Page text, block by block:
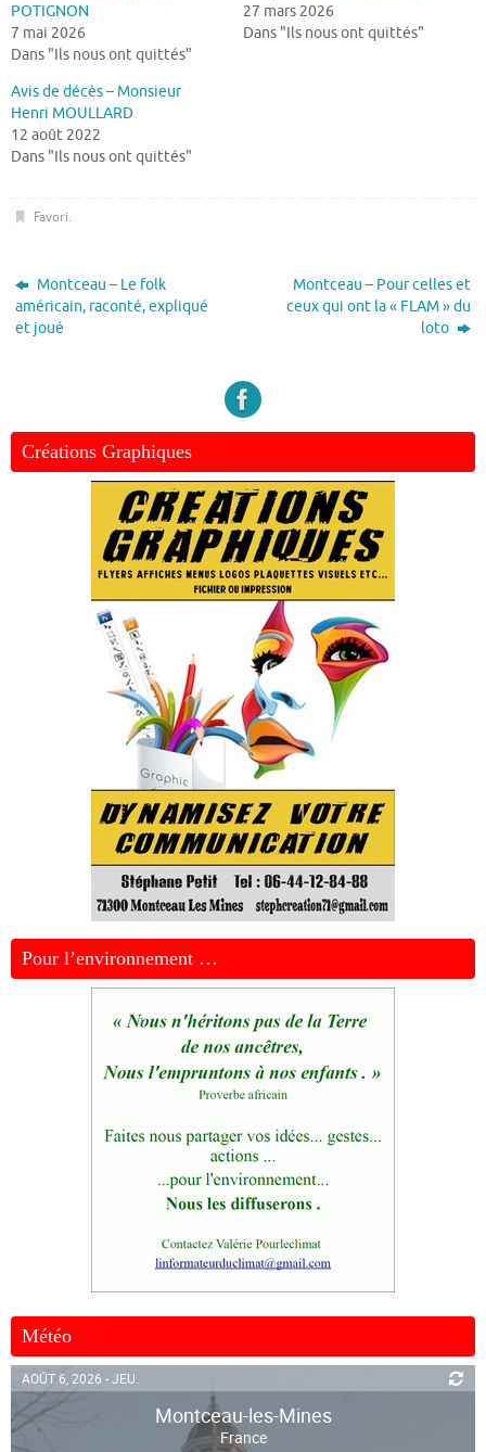
POTIGNON
7 mai 2026
Dans "Ils nous ont quittés"
27 mars 2026
Dans "Ils nous ont quittés"
Avis de décès – Monsieur
Henri MOULLARD
12 août 2022
Dans "Ils nous ont quittés"
Favori.
Montceau – Le folk
américain, raconté, expliqué
et joué
Montceau – Pour celles et
ceux qui ont la « FLAM » du
loto
Créations Graphiques
Pour l’environnement …
Météo
AOÛT 6, 2026 - JEU.
Montceau-les-Mines
France